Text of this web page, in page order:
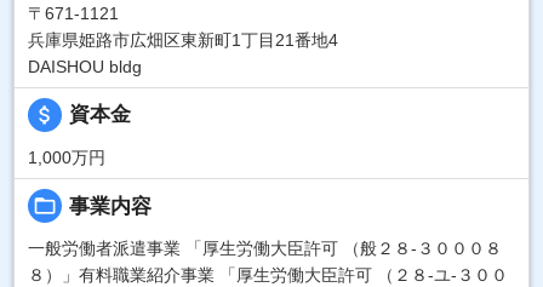
〒671-1121
兵庫県姫路市広畑区東新町1丁目21番地4
DAISHOU bldg
attach_money 資本金
1,000万円
folder_open 事業内容
一般労働者派遣事業 「厚生労働大臣許可 （般２８-３０００８
８）」有料職業紹介事業 「厚生労働大臣許可 （２８-ユ-３００